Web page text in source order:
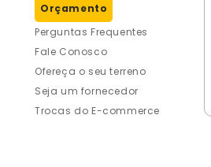
Orçamento
Perguntas Frequentes
Fale Conosco
Ofereça o seu terreno
Seja um fornecedor
Trocas do E-commerce